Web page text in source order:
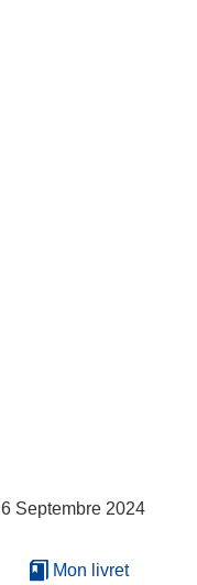
6 Septembre 2024
Mon livret